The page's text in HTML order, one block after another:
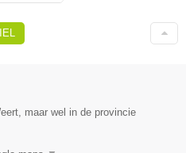
maar wel in de provincie